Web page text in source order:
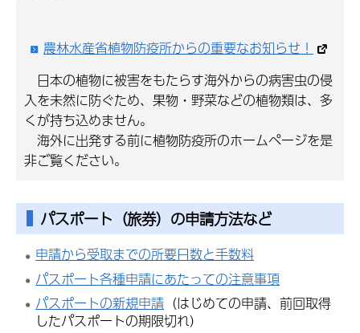
農林水産省植物防疫所からの重要なお知らせ！
日本の植物に被害をもたらす海外からの病害虫の侵
入を未然に防ぐため、果物・野菜などの植物類は、多
くが持ち込めません。
海外に出発する前に植物防疫所のホームページを是
非ご覧ください。
パスポート（旅券）の申請方法など
申請から受取までの所要日数と手数料
パスポート各種申請にあたっての注意事項
パスポートの新規申請 （はじめての申請、前回取得
したパスポートの期限切れ）